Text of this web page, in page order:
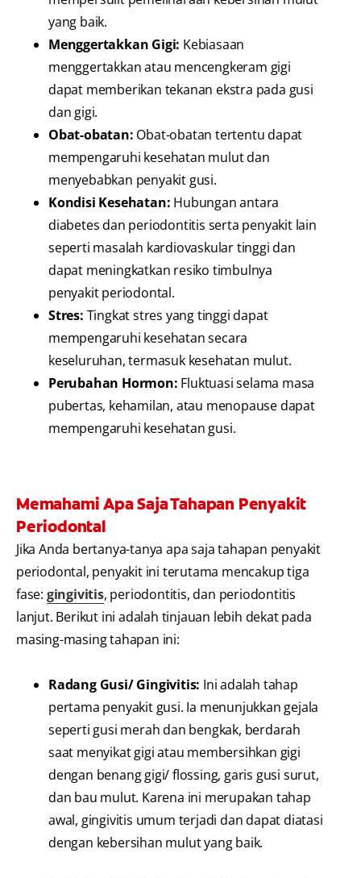
yang baik.
Menggertakkan Gigi: Kebiasaan
menggertakkan atau mencengkeram gigi
dapat memberikan tekanan ekstra pada gusi
dan gigi.
Obat-obatan: Obat-obatan tertentu dapat
mempengaruhi kesehatan mulut dan
menyebabkan penyakit gusi.
Kondisi Kesehatan: Hubungan antara
diabetes dan periodontitis serta penyakit lain
seperti masalah kardiovaskular tinggi dan
dapat meningkatkan resiko timbulnya
penyakit periodontal.
Stres: Tingkat stres yang tinggi dapat
mempengaruhi kesehatan secara
keseluruhan, termasuk kesehatan mulut.
Perubahan Hormon: Fluktuasi selama masa
pubertas, kehamilan, atau menopause dapat
mempengaruhi kesehatan gusi.
Memahami Apa Saja Tahapan Penyakit
Periodontal
Jika Anda bertanya-tanya apa saja tahapan penyakit
periodontal, penyakit ini terutama mencakup tiga
fase: gingivitis, periodontitis, dan periodontitis
lanjut. Berikut ini adalah tinjauan lebih dekat pada
masing-masing tahapan ini:
Radang Gusi/ Gingivitis: Ini adalah tahap
pertama penyakit gusi. Ia menunjukkan gejala
seperti gusi merah dan bengkak, berdarah
saat menyikat gigi atau membersihkan gigi
dengan benang gigi/ flossing, garis gusi surut,
dan bau mulut. Karena ini merupakan tahap
awal, gingivitis umum terjadi dan dapat diatasi
dengan kebersihan mulut yang baik.